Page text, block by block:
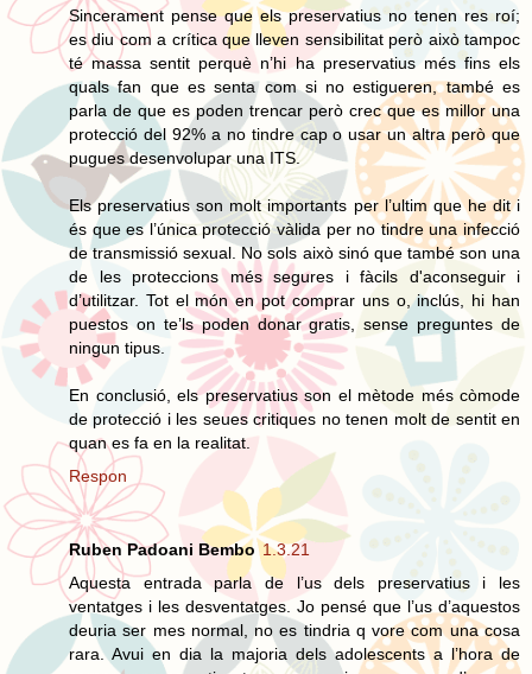
Sincerament pense que els preservatius no tenen res roí;
es diu com a crítica que lleven sensibilitat però això tampoc
té massa sentit perquè n’hi ha preservatius més fins els
quals fan que es senta com si no estigueren, també es
parla de que es poden trencar però crec que es millor una
protecció del 92% a no tindre cap o usar un altra però que
pugues desenvolupar una ITS.
Els preservatius son molt importants per l’ultim que he dit i
és que es l’única protecció vàlida per no tindre una infecció
de transmissió sexual. No sols això sinó que també son una
de les proteccions més segures i fàcils d'aconseguir i
d’utilitzar. Tot el món en pot comprar uns o, inclús, hi han
puestos on te’ls poden donar gratis, sense preguntes de
ningun tipus.
En conclusió, els preservatius son el mètode més còmode
de protecció i les seues critiques no tenen molt de sentit en
quan es fa en la realitat.
Respon
Ruben Padoani Bembo 1.3.21
Aquesta entrada parla de l’us dels preservatius i les
ventatges i les desventatges. Jo pensé que l’us d’aquestos
deuria ser mes normal, no es tindria q vore com una cosa
rara. Avui en dia la majoria dels adolescents a l’hora de